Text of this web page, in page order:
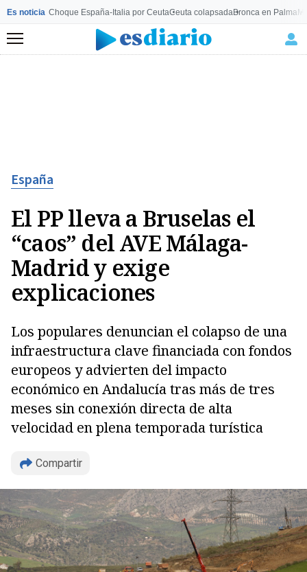
Es noticia Choque España-Italia por CeutaCeuta colapsadaBronca en Palma
Menú
España
El PP lleva a Bruselas el
“caos” del AVE Málaga-
Madrid y exige
explicaciones
Los populares denuncian el colapso de una
infraestructura clave financiada con fondos
europeos y advierten del impacto
económico en Andalucía tras más de tres
meses sin conexión directa de alta
velocidad en plena temporada turística
Compartir
Copiar